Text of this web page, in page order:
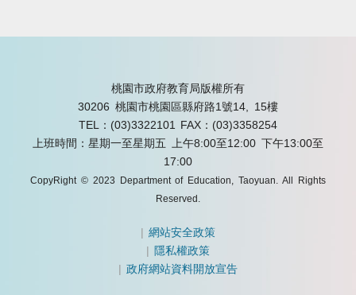
桃園市政府教育局版權所有
30206 桃園市桃園區縣府路1號14, 15樓
TEL：(03)3322101
FAX：(03)3358254
上班時間：星期一至星期五 上午8:00至12:00 下午13:00至
17:00
CopyRight © 2023 Department of Education, Taoyuan. All Rights
Reserved.
|網站安全政策
|隱私權政策
|政府網站資料開放宣告